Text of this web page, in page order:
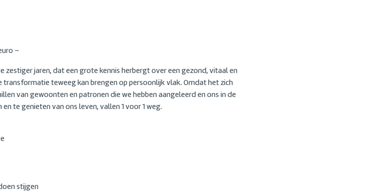
~
zestiger jaren, dat een grote kennis herbergt over een gezond, vitaal en
teweeg kan brengen op persoonlijk vlak. Omdat het zich
van gewoonten en patronen die we hebben aangeleerd en ons in de
te genieten van ons leven, vallen 1 voor 1 weg.
stijgen